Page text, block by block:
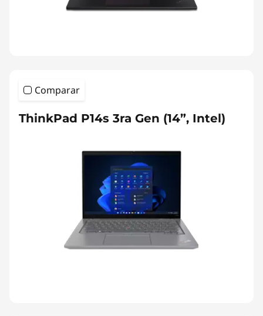
Comparar
ThinkPad P14s 3ra Gen (14”, Intel)